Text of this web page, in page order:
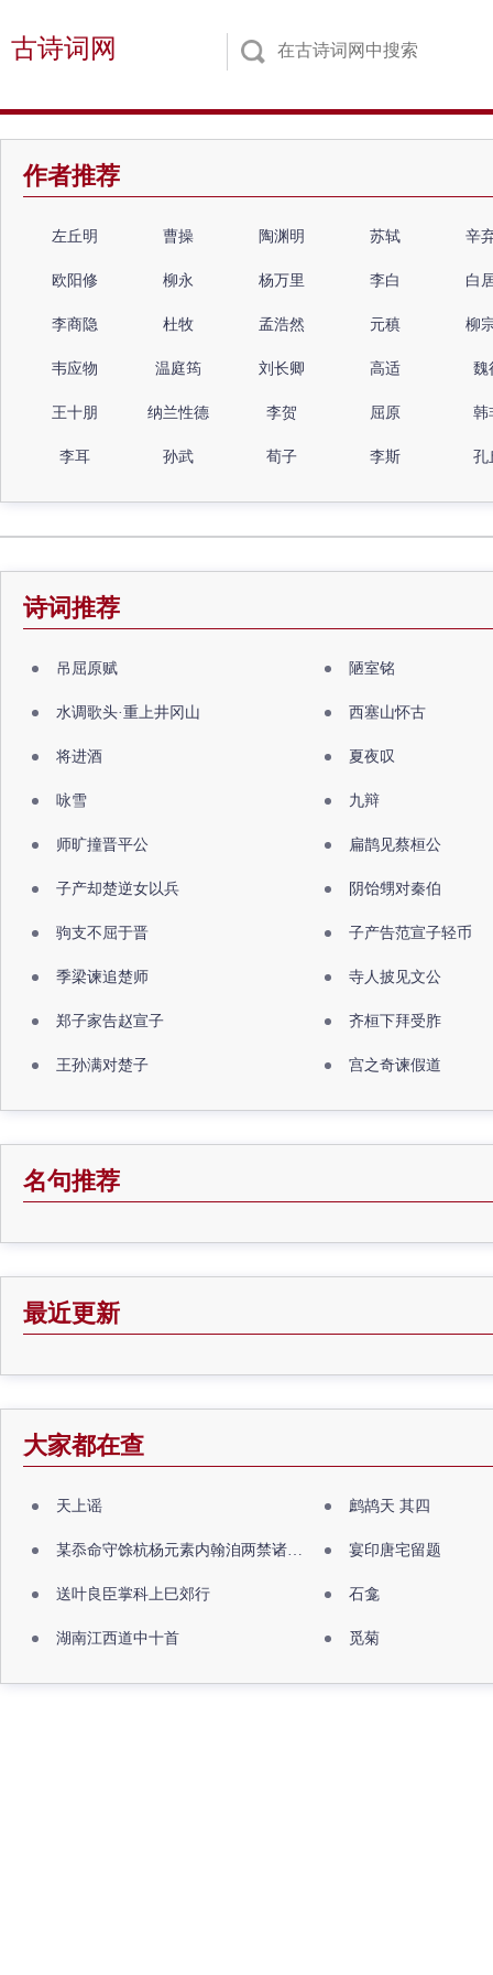
古诗词网
作者推荐
左丘明 曹操 陶渊明 苏轼 辛
欧阳修 柳永 杨万里 李白 白
李商隐 杜牧 孟浩然 元稹 柳
韦应物 温庭筠 刘长卿 高适 魏
王十朋 纳兰性德 李贺 屈原 韩
李耳 孙武 荀子 李斯 孔
诗词推荐
吊屈原赋 陋室铭
水调歌头·重上井冈山 西塞山怀古
将进酒 夏夜叹
咏雪 九辩
师旷撞晋平公 扁鹊见蔡桓公
子产却楚逆女以兵 阴饴甥对秦伯
驹支不屈于晋 子产告范宣子轻币
季梁谏追楚师 寺人披见文公
郑子家告赵宣子 齐桓下拜受胙
王孙满对楚子 宫之奇谏假道
名句推荐
最近更新
大家都在查
天上谣 鹧鸪天 其四
某忝命守馀杭杨元素内翰洎两禁诸公出祖佛寺 宴印唐宅留题
送叶良臣掌科上巳郊行 石龛
湖南江西道中十首 觅菊